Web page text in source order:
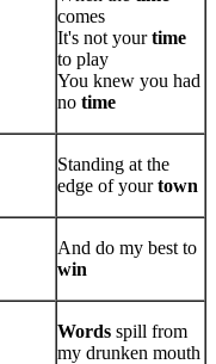
comes
It's not yourtime
to play
You knew you had
no time
Standing at the
edge of yourtown
And do my best to
win
Words spill from
my drunken mouth